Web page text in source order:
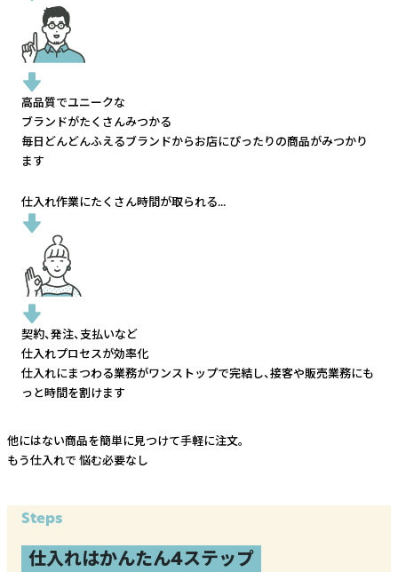
高品質でユニークな
ブランドがたくさんみつかる
毎日どんどんふえるブランドからお店にぴったりの商品がみつかり
ます
仕入れ作業にたくさん時間が取られる...
契約、発注、支払いなど
仕入れプロセスが効率化
仕入れにまつわる業務がワンストップで完結し、接客や販売業務にも
っと時間を割けます
他にはない商品を簡単に見つけて手軽に注文。
もう仕入れで 悩む必要なし
Steps
仕入れはかんたん4ステップ